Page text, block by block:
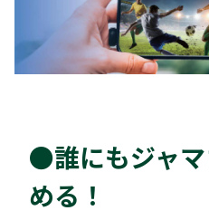
●誰にもジャ
める！